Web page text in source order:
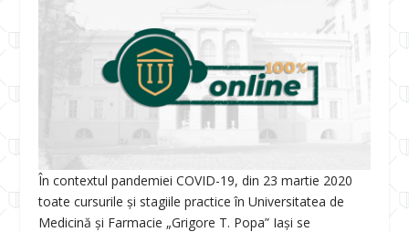
În contextul pandemiei COVID-19, din 23 martie 2020
toate cursurile și stagiile practice în Universitatea de
Medicină și Farmacie „Grigore T. Popa” Iași se